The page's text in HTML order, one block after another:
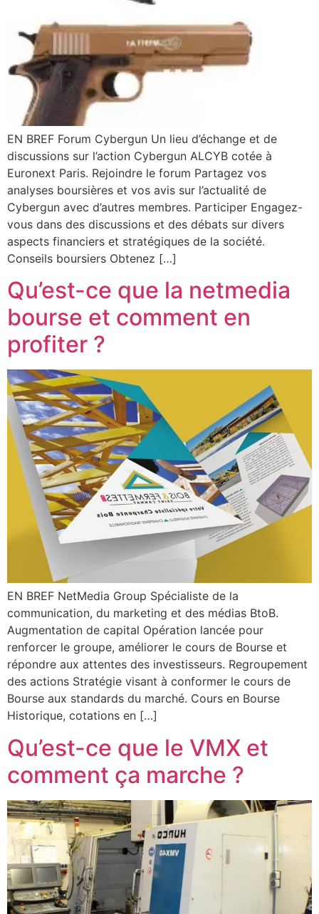
EN BREF Forum Cybergun Un lieu d’échange et de
discussions sur l’action Cybergun ALCYB cotée à
Euronext Paris. Rejoindre le forum Partagez vos
analyses boursières et vos avis sur l’actualité de
Cybergun avec d’autres membres. Participer Engagez-
vous dans des discussions et des débats sur divers
aspects financiers et stratégiques de la société.
Conseils boursiers Obtenez […]
Qu’est-ce que la netmedia
bourse et comment en
profiter ?
EN BREF NetMedia Group Spécialiste de la
communication, du marketing et des médias BtoB.
Augmentation de capital Opération lancée pour
renforcer le groupe, améliorer le cours de Bourse et
répondre aux attentes des investisseurs. Regroupement
des actions Stratégie visant à conformer le cours de
Bourse aux standards du marché. Cours en Bourse
Historique, cotations en […]
Qu’est-ce que le VMX et
comment ça marche ?